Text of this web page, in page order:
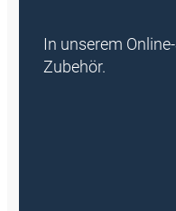
In unserem
Zubehör.